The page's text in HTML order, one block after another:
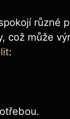
různé
což může
: